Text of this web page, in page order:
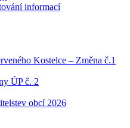
informací
Kostelce – Změna č.1
ÚP č. 2
obcí 2026